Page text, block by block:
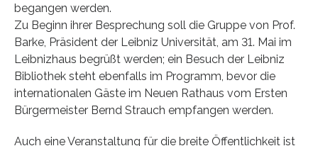
begangen werden.
Zu Beginn ihrer Besprechung soll die Gruppe von Prof.
Barke, Präsident der Leibniz Universität, am 31. Mai im
Leibnizhaus begrüßt werden; ein Besuch der Leibniz
Bibliothek steht ebenfalls im Programm, bevor die
internationalen Gäste im Neuen Rathaus vom Ersten
Bürgermeister Bernd Strauch empfangen werden.
Auch eine Veranstaltung für die breite Öffentlichkeit ist